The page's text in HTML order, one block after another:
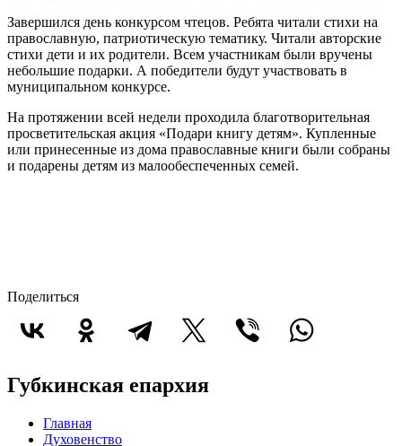
Завершился день конкурсом чтецов. Ребята читали стихи на
православную, патриотическую тематику. Читали авторские
стихи дети и их родители. Всем участникам были вручены
небольшие подарки. А победители будут участвовать в
муниципальном конкурсе.
На протяжении всей недели проходила благотворительная
просветительская акция «Подари книгу детям». Купленные
или принесенные из дома православные книги были собраны
и подарены детям из малообеспеченных семей.
Поделиться
Губкинская епархия
Главная
Духовенство